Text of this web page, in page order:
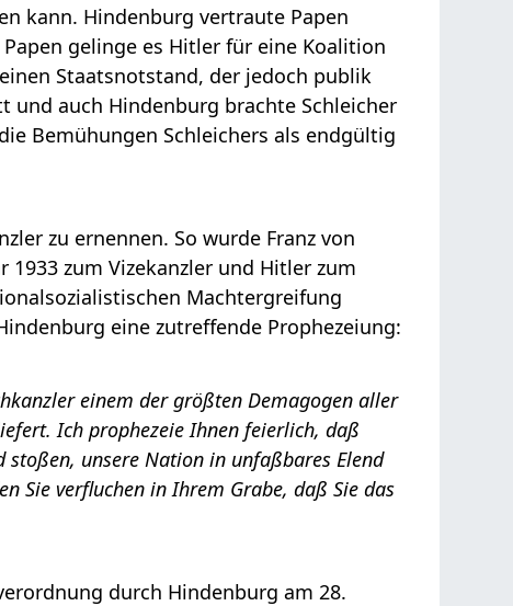
kann. Hindenburg vertraute Papen
gelinge es Hitler für eine Koalition
Staatsnotstand, der jedoch publik
und auch Hindenburg brachte Schleicher
Bemühungen Schleichers als endgültig
zu ernennen. So wurde Franz von
1933 zum Vizekanzler und Hitler zum
Machtergreifung
eine zutreffende Prophezeiung:
einem der größten Demagogen aller
Ich prophezeie Ihnen feierlich, daß
stoßen, unsere Nation in unfaßbares Elend
Sie verfluchen in Ihrem Grabe, daß Sie das
durch Hindenburg am 28.